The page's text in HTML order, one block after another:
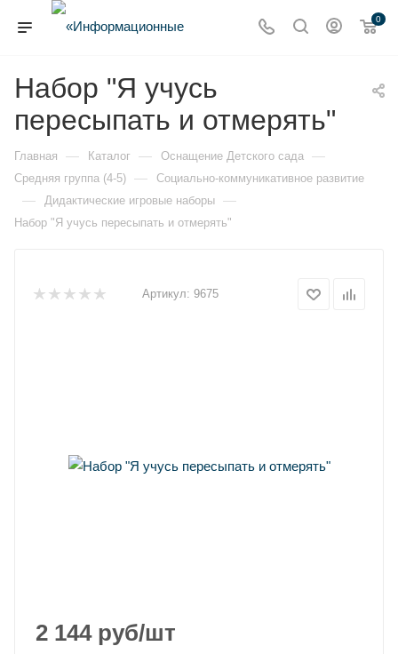
0
Набор "Я учусь
пересыпать и отмерять"
Главная — Каталог — Оснащение Детского сада —
Средняя группа (4-5) — Социально-коммуникативное развитие
— Дидактические игровые наборы —
Набор "Я учусь пересыпать и отмерять"
Артикул: 9675
2 144руб/шт